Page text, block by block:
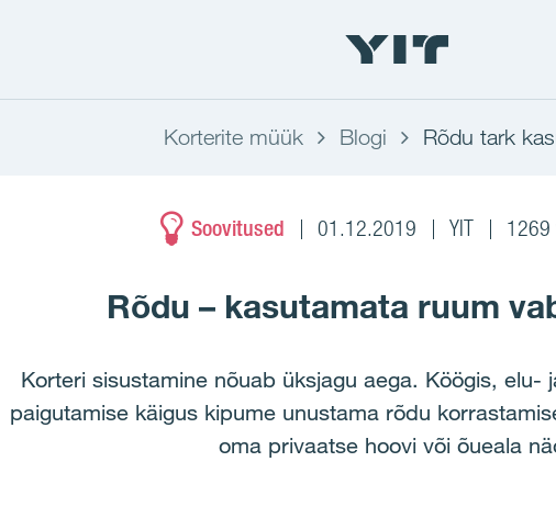
Korterite müük Blogi Rõdu tark
Soovitused 01.12.2019 YIT 1269
Rõdu – kasutamata ruum
Korteri sisustamine nõuab üksjagu aega. Köögis, elu-
paigutamise käigus kipume unustama rõdu
oma privaatse hoovi või õueala